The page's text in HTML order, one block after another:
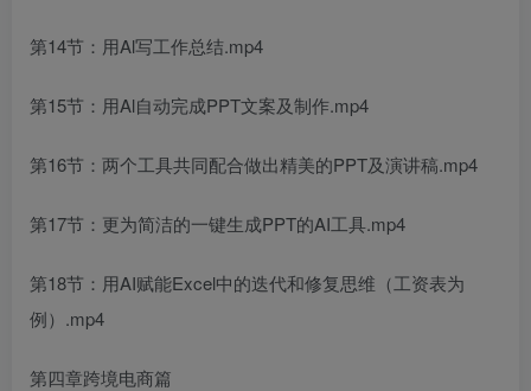
第14节：用Al写工作总结.mp4
第15节：用Al自动完成PPT文案及制作.mp4
第16节：两个工具共同配合做出精美的PPT及演讲稿.mp4
第17节：更为简洁的一键生成PPT的AI工具.mp4
第18节：用AI赋能Excel中的迭代和修复思维（工资表为
例）.mp4
第四章跨境电商篇